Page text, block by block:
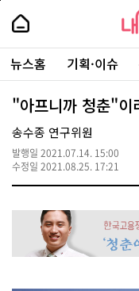
본
로
가
내
손
안
에
서
울
-
서
울
시
대
표
소
포
내
손
에
울
주
요
서
뉴스홈 기획·이슈
"아프니까 청춘"
송수종 연구위원
발행일 2021.07.14. 15:00
수정일 2021.08.25. 17:21
페
상
단
로